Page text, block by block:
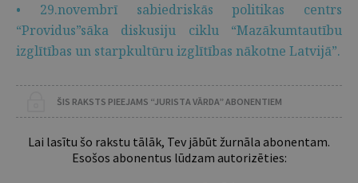
• 29.novembrī sabiedriskās politikas centrs
“Providus”sāka diskusiju ciklu “Mazākumtautību
izglītības un starpkultūru izglītības nākotne Latvijā”.
ŠIS RAKSTS PIEEJAMS “JURISTA VĀRDA” ABONENTIEM
Lai lasītu šo rakstu tālāk, Tev jābūt žurnāla abonentam.
Esošos abonentus lūdzam autorizēties: